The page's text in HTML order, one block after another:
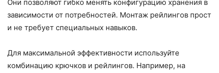
Они позволяют гибко менять конфигурацию хранения в
зависимости от потребностей. Монтаж рейлингов прост
и не требует специальных навыков.
Для максимальной эффективности используйте
комбинацию крючков и рейлингов. Например, на